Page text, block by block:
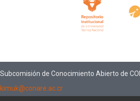
Subcomisión de Conocimiento Abierto de
kimuk@conare.ac.cr